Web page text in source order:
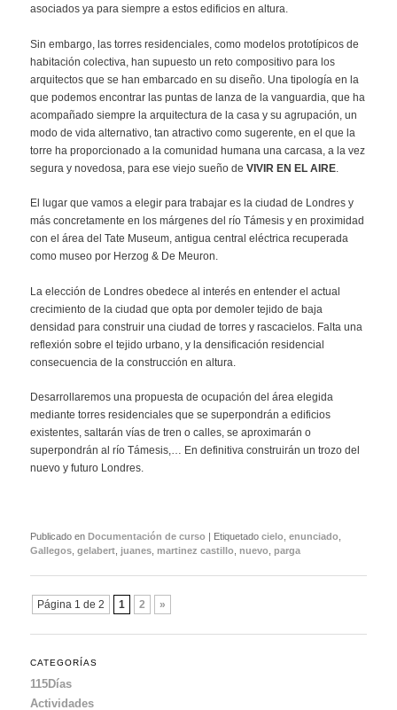
asociados ya para siempre a estos edificios en altura.
Sin embargo, las torres residenciales, como modelos prototípicos de
habitación colectiva, han supuesto un reto compositivo para los
arquitectos que se han embarcado en su diseño. Una tipología en la
que podemos encontrar las puntas de lanza de la vanguardia, que ha
acompañado siempre la arquitectura de la casa y su agrupación, un
modo de vida alternativo, tan atractivo como sugerente, en el que la
torre ha proporcionado a la comunidad humana una carcasa, a la vez
segura y novedosa, para ese viejo sueño deVIVIR EN EL AIRE
El lugar que vamos a elegir para trabajar es la ciudad de Londres y
más concretamente en los márgenes del río Támesis y en proximidad
con el área del Tate Museum, antigua central eléctrica recuperada
como museo por Herzog & De Meuron.
La elección de Londres obedece al interés en entender el actual
crecimiento de la ciudad que opta por demoler tejido de baja
densidad para construir una ciudad de torres y rascacielos. Falta una
reflexión sobre el tejido urbano, y la densificación residencial
consecuencia de la construcción en altura.
Desarrollaremos una propuesta de ocupación del área elegida
mediante torres residenciales que se superpondrán a edificios
existentes, saltarán vías de tren o calles, se aproximarán o
superpondrán al río Támesis,… En definitiva construirán un trozo del
nuevo y futuro Londres.
Publicado en Documentación de curso | Etiquetado cielo ,enunciado
Gallegos ,gelabert juanes ,martinez castillo ,nuevo ,parga
Navegador
artículos
Página 1 de 2 1 2 »
CATEGORÍAS
115Días
Actividades